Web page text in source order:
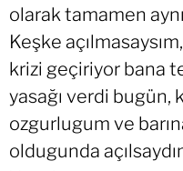
olarak tamamen
Keşke
krizi geçiriyor bana
yasağı verdi bugün,
ozgurlugum ve
oldugunda